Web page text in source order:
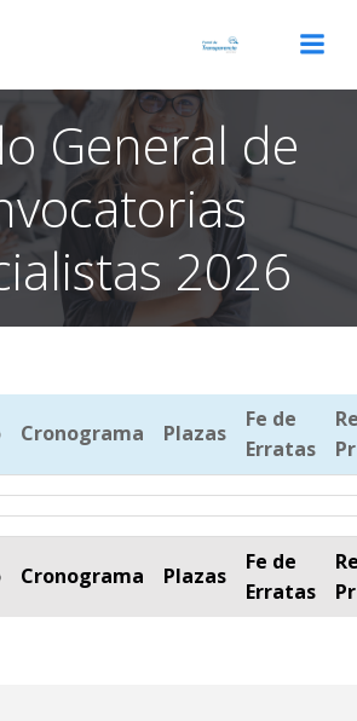
General de
2026
Cronograma Plazas
Fe de
Erratas
Cronograma Plazas
Fe de
Erratas